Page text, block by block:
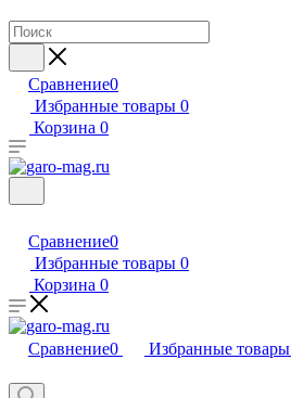
Сравнение0
Избранные товары 0
Корзина 0
Сравнение0
Избранные товары 0
Корзина 0
Сравнение0 Избранные товары